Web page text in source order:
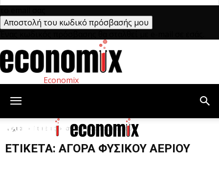
Economix
Αρχική Ετικέτες αγορά φυσικού αερίου
ΕΤΙΚΈΤΑ: ΑΓΟΡΆ ΦΥΣΙΚΟΎ ΑΕΡΊΟΥ